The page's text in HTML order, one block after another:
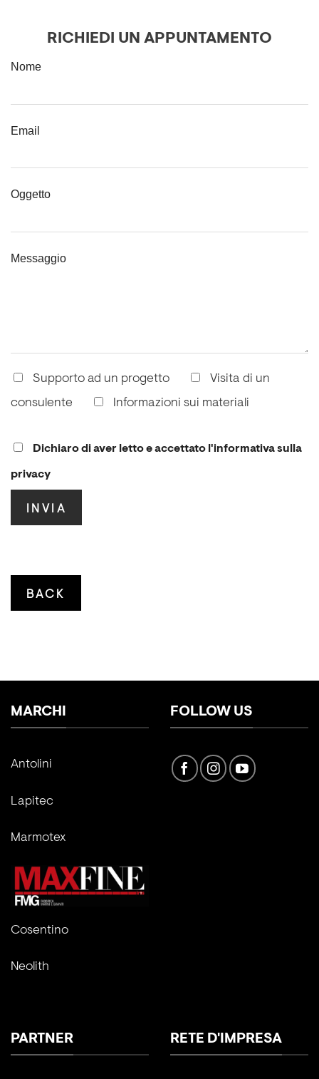
RICHIEDI UN APPUNTAMENTO
Nome
Email
Oggetto
Messaggio
Supporto ad un progetto
Visita di un
consulente
Informazioni sui materiali
Dichiaro di aver letto e accettato l'informativa sulla
privacy
MARCHI
Antolini
Lapitec
Marmotex
Cosentino
Neolith
FOLLOW US
PARTNER RETE D'IMPRESA